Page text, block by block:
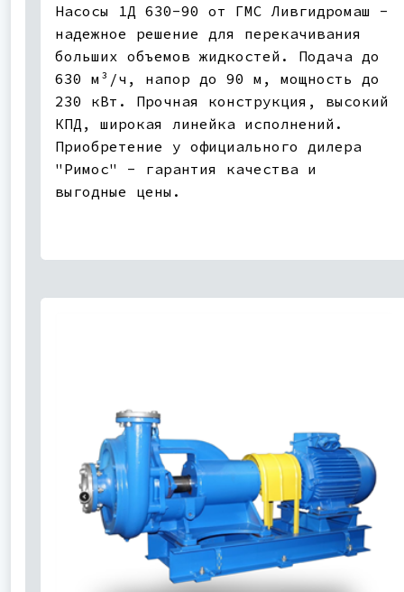
Насосы 1Д 630-90 от ГМС Ливгидромаш -
надежное решение для перекачивания
больших объемов жидкостей. Подача до
630 м³/ч, напор до 90 м, мощность до
230 кВт. Прочная конструкция, высокий
КПД, широкая линейка исполнений.
Приобретение у официального дилера
"Римос" - гарантия качества и
выгодные цены.